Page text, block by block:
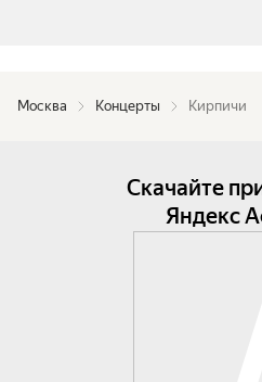
Москва Концерты Кирпичи
Скачайте
Яндекс